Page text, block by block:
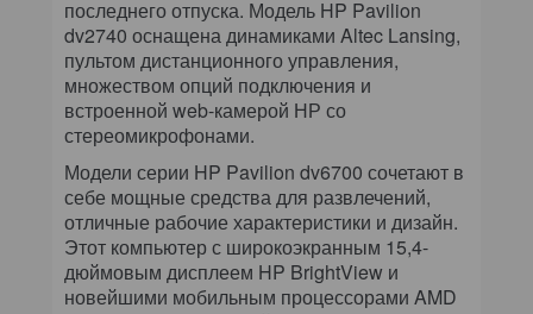
последнего отпуска. Модель HP Pavilion
dv2740 оснащена динамиками Altec Lansing,
пультом дистанционного управления,
множеством опций подключения и
встроенной web-камерой НР со
стереомикрофонами.
Модели серии HP Pavilion dv6700 сочетают в
себе мощные средства для развлечений,
отличные рабочие характеристики и дизайн.
Этот компьютер с широкоэкранным 15,4-
дюймовым дисплеем HP BrightView и
новейшими мобильным процессорами AMD